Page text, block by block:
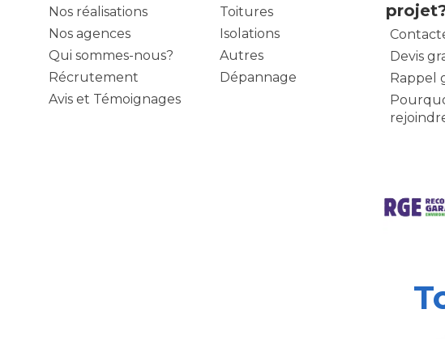
Nos réalisations
Nos agences
Qui sommes-nous?
Récrutement
Avis et Témoignages
Toitures
Isolations
Autres
Dépannage
Devis
Rappel